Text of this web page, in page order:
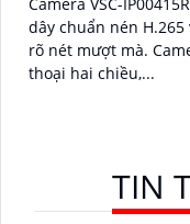
dây chuẩn nén
rõ nét mượt mà. Camera hỗ trợ quay quét 360 độ, đàm
thoại hai chiều,...
TIN